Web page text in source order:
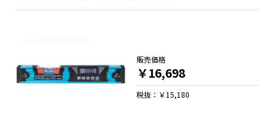
を逆さにすると、デジタル表示も自動的に上下反転 ●操作しや
すい大きいボタン ●デジタル測定は１m当たりの立ち上がりと
角度/勾配を測定可能 ●簡単な手順で誤差を修正する校正機能
付 ●任意の角度でゼロセットできる比較測定機能付 ●ON／
販売価格
￥16,698
税抜：￥15,180